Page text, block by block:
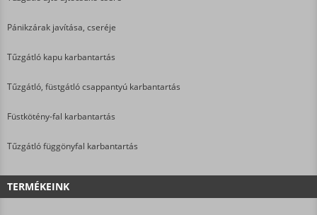
Pánikzárak javítása, cseréje
Tűzgátló kapu karbantartás
Tűzgátló, füstgátló csappantyú karbantartás
Füstkötény-fal karbantartás
Tűzgátló függönyfal karbantartás
TERMÉKEINK